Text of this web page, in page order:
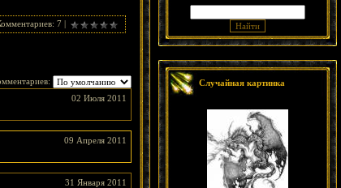
7 |
02 Июля 2011
09 Апреля 2011
31 Января 2011
Случайная картинка